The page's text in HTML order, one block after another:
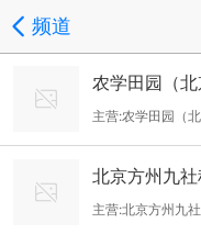
频道
农学田园（
主营:农学田园（
年，是一家专注
有占地150亩的高
体系，致力于为
北京方州九
主营:北京方州九